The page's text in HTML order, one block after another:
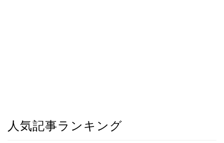
人気記事ランキング